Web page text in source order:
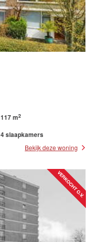
117 m2
4 slaapkamers
Bekijk deze woning